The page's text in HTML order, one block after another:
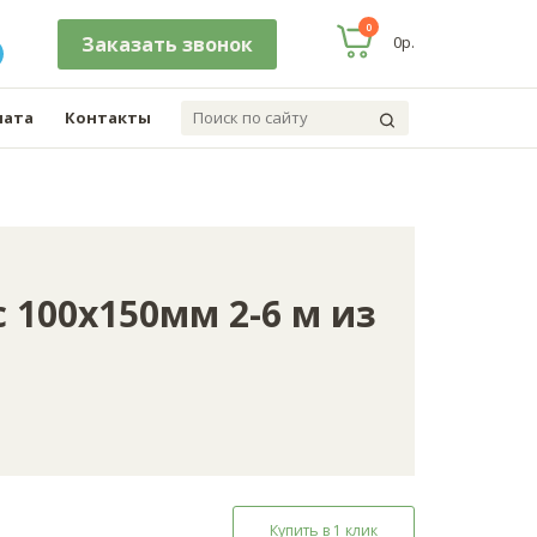
заказать звонок
0
0р.
Контакты
100х150мм 2-6 м из
Купить в 1 клик